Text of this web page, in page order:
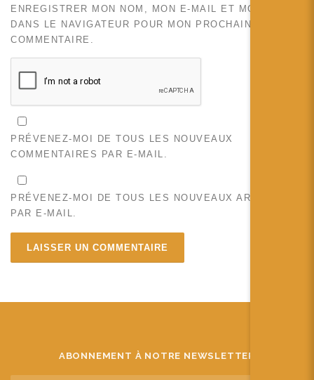
ENREGISTRER MON NOM, MON E-MAIL ET MON SITE
DANS LE NAVIGATEUR POUR MON PROCHAIN
COMMENTAIRE.
PRÉVENEZ-MOI DE TOUS LES NOUVEAUX
COMMENTAIRES PAR E-MAIL.
PRÉVENEZ-MOI DE TOUS LES NOUVEAUX ARTICLES
PAR E-MAIL.
ABONNEMENT À NOTRE NEWSLETTER